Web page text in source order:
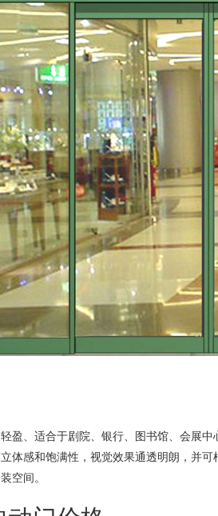
盈、适合于剧院、银行、图书馆、会展
体感和饱满性，视觉效果通透明朗，并
空间。